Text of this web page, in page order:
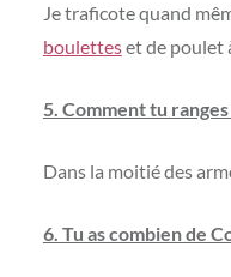
Je traficote quand
bouletteset de poulet
5. Comment tu
Dans la moitié des
6. Tu as combien de